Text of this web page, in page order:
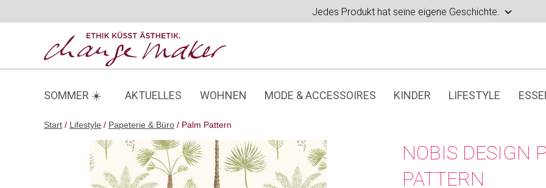
Jedes Produkt hat seine eigene Geschichte.
SOMMER ☀️ AKTUELLES WOHNEN MODE & ACCESSOIRES KINDER LIFESTYLE
Start / Lifestyle / Papeterie & Büro / Palm Pattern
NOBIS DESIGN
PATTERN